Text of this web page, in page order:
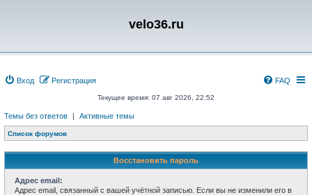
velo36.ru
Вход Регистрация FAQ
Текущее время: 07 авг 2026, 22:52
Темы без ответов | Активные темы
Список форумов
Восстановить пароль
Адрес email:
Адрес email, связанный с вашей учётной записью. Если вы не изменили его в